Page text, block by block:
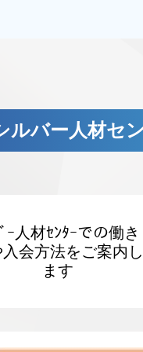
ルバー人材セ
ｰ人材ｾﾝﾀｰでの働き
会方法をご案内し
ます